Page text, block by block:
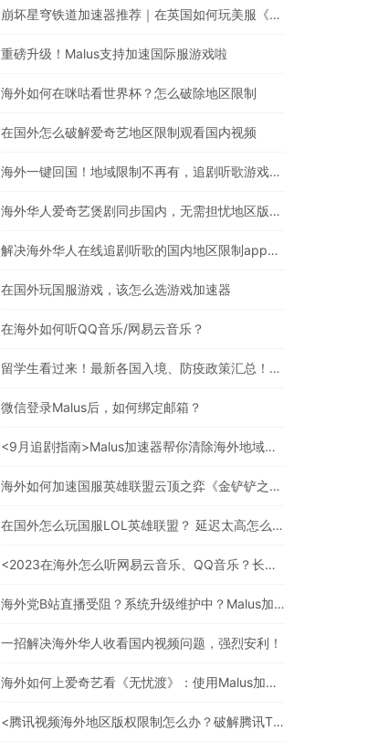
崩坏星穹铁道加速器推荐｜在英国如何玩美服《崩坏：星穹铁道》
重磅升级！Malus支持加速国际服游戏啦
海外如何在咪咕看世界杯？怎么破除地区限制
在国外怎么破解爱奇艺地区限制观看国内视频
海外一键回国！地域限制不再有，追剧听歌游戏全都行
海外华人爱奇艺煲剧同步国内，无需担忧地区版权限制
解决海外华人在线追剧听歌的国内地区限制app，强烈安利
在国外玩国服游戏，该怎么选游戏加速器
在海外如何听QQ音乐/网易云音乐？
留学生看过来！最新各国入境、防疫政策汇总！（文末有福利）
微信登录Malus后，如何绑定邮箱？
<9月追剧指南>Malus加速器帮你清除海外地域限制，实现追剧自由！
海外如何加速国服英雄联盟云顶之弈《金铲铲之战》？
在国外怎么玩国服LOL英雄联盟？ 延迟太高怎么办？
<2023在海外怎么听网易云音乐、QQ音乐？长久有效的方法来了>
海外党B站直播受阻？系统升级维护中？Malus加速器帮你一步解决真问题
一招解决海外华人收看国内视频问题，强烈安利！
海外如何上爱奇艺看《无忧渡》：使用Malus加速器一键解除地域限制
<腾讯视频海外地区版权限制怎么办？破解腾讯TV地域限制的办法>